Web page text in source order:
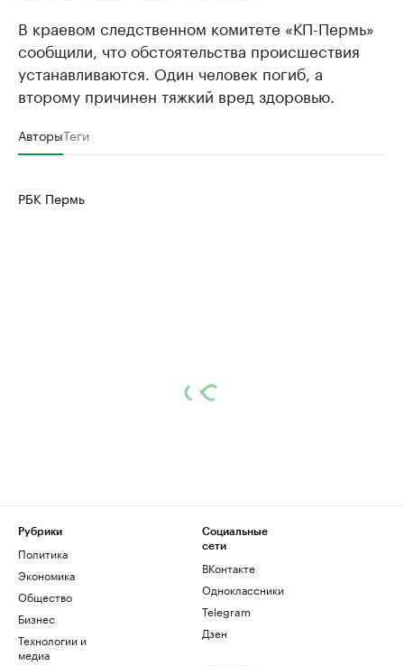
В краевом следственном комитете «КП-Пермь»
сообщили, что обстоятельства происшествия
устанавливаются. Один человек погиб, а
второму причинен тяжкий вред здоровью.
АвторыТеги
РБК Пермь
Рубрики
Политика
Экономика
Общество
Бизнес
Технологии и
медиа
Социальные
сети
ВКонтакте
Одноклассники
Telegram
Дзен